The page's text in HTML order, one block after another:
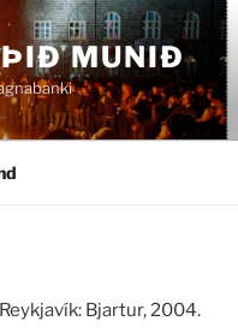
ÞIÐ MUNIÐ
Bjartur, 2004.